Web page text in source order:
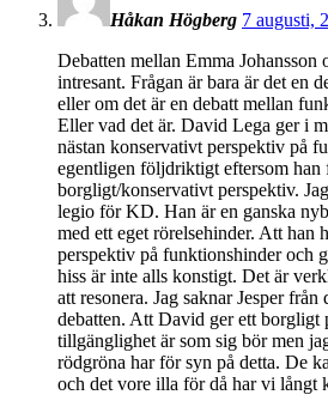
Håkan Högberg 7 augusti,
Debatten mellan Emma
intresant. Frågan är bara är det en
eller om det är en debatt mellan
Eller vad det är. David Lega ger i
nästan konservativt perspektiv på
egentligen följdriktigt eftersom han
borgligt/konservativt perspektiv.
legio för KD. Han är en ganska
med ett eget rörelsehinder. Att han
perspektiv på funktionshinder och
hiss är inte alls konstigt. Det är
att resonera. Jag saknar Jesper
debatten. Att David ger ett borgligt
tillgänglighet är som sig bör men
rödgröna har för syn på detta. De
och det vore illa för då har vi långt